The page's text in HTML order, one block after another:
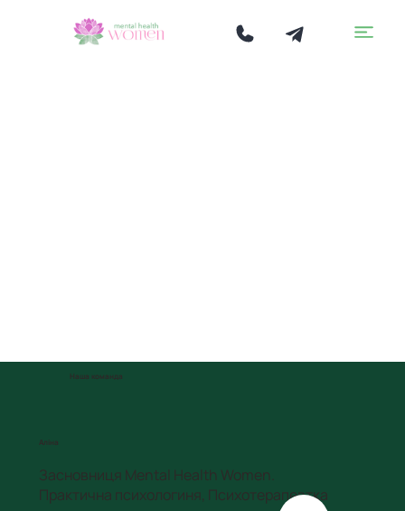
Наша команда
Аліна
Засновниця Mental Health Women.
Практична психологиня, Психотерапевтка